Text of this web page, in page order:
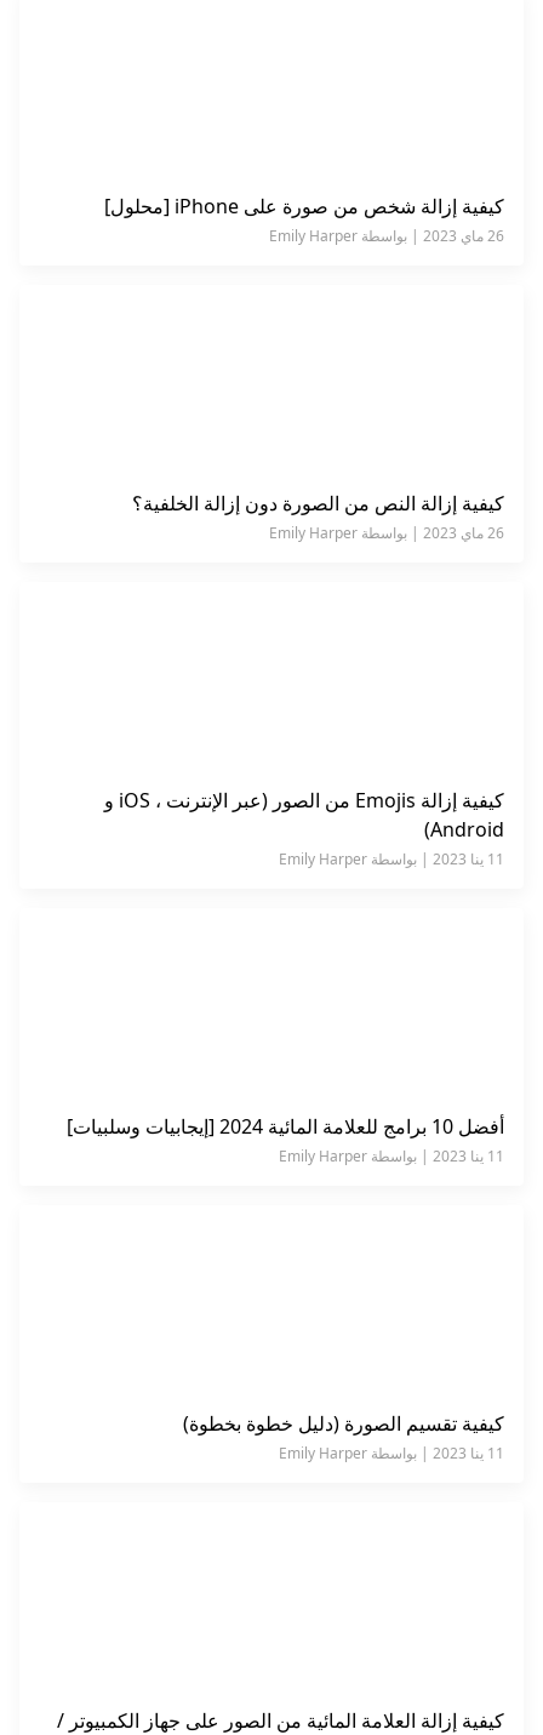
كيفية إزالة شخص من صورة على iPhone [محلول]
26 ماي 2023 | بواسطة Emily Harper
كيفية إزالة النص من الصورة دون إزالة الخلفية؟
26 ماي 2023 | بواسطة Emily Harper
كيفية إزالة Emojis من الصور (عبر الإنترنت ، iOS و
Android)
11 ينا 2023 | بواسطة Emily Harper
أفضل 10 برامج للعلامة المائية 2024 [إيجابيات وسلبيات]
11 ينا 2023 | بواسطة Emily Harper
كيفية تقسيم الصورة (دليل خطوة بخطوة)
11 ينا 2023 | بواسطة Emily Harper
كيفية إزالة العلامة المائية من الصور على جهاز الكمبيوتر /